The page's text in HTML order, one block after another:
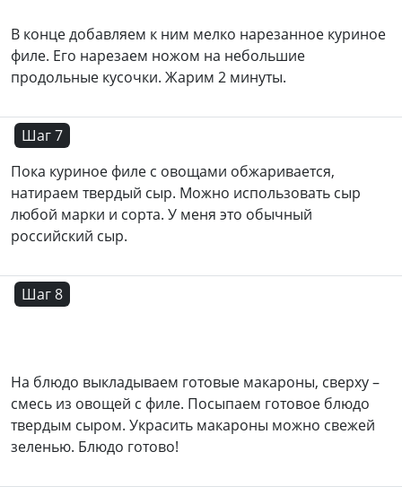
В конце добавляем к ним мелко нарезанное куриное
филе. Его нарезаем ножом на небольшие
продольные кусочки. Жарим 2 минуты.
Шаг 7
Пока куриное филе с овощами обжаривается,
натираем твердый сыр. Можно использовать сыр
любой марки и сорта. У меня это обычный
российский сыр.
Шаг 8
На блюдо выкладываем готовые макароны, сверху –
смесь из овощей с филе. Посыпаем готовое блюдо
твердым сыром. Украсить макароны можно свежей
зеленью. Блюдо готово!